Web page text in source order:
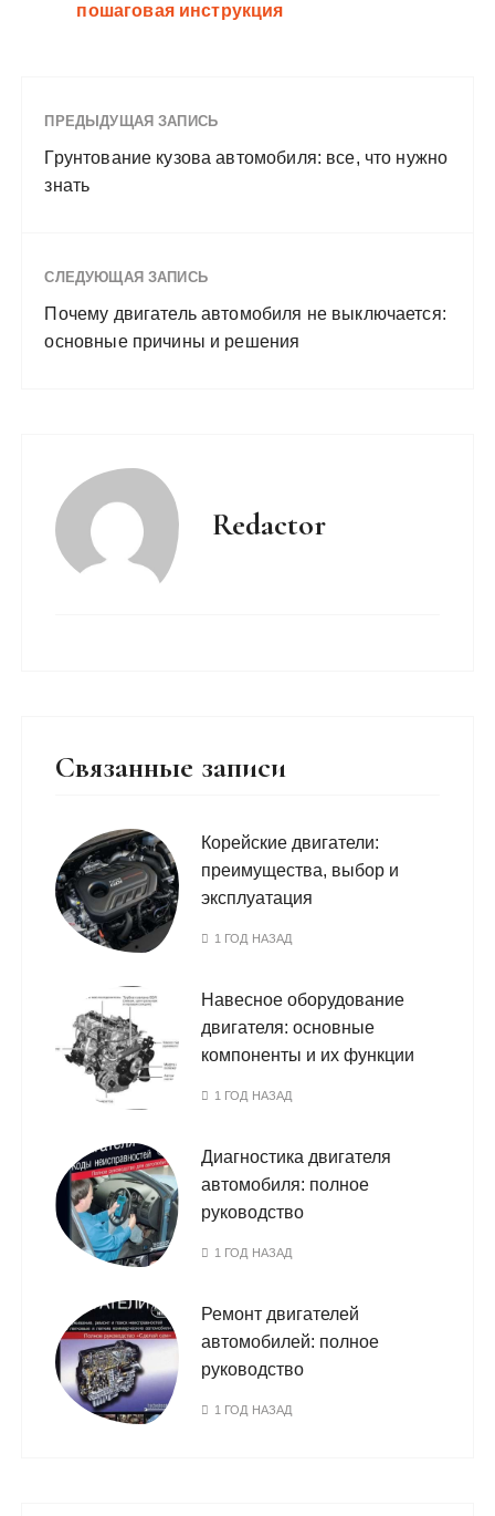
пошаговая инструкция
ПРЕДЫДУЩАЯ ЗАПИСЬ
Грунтование кузова автомобиля: все, что нужно
знать
СЛЕДУЮЩАЯ ЗАПИСЬ
Почему двигатель автомобиля не выключается:
основные причины и решения
Redactor
Связанные записи
Корейские двигатели:
преимущества, выбор и
эксплуатация
1 ГОД НАЗАД
Навесное оборудование
двигателя: основные
компоненты и их функции
1 ГОД НАЗАД
Диагностика двигателя
автомобиля: полное
руководство
1 ГОД НАЗАД
Ремонт двигателей
автомобилей: полное
руководство
1 ГОД НАЗАД